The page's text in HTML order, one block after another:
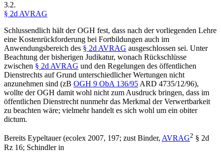
3.2.
§ 2d AVRAG
Schlussendlich hält der OGH fest, dass nach der vorliegenden Lehre
eine Kostenrückforderung bei Fortbildungen auch im
Anwendungsbereich des § 2d AVRAG ausgeschlossen sei. Unter
Beachtung der bisherigen Judikatur, wonach Rückschlüsse
zwischen § 2d AVRAG und den Regelungen des öffentlichen
Dienstrechts auf Grund unterschiedlicher Wertungen nicht
anzunehmen sind (zB OGH 9 ObA 136/95 ARD 4735/12/96),
wollte der OGH damit wohl nicht zum Ausdruck bringen, dass im
öffentlichen Dienstrecht nunmehr das Merkmal der Verwertbarkeit
zu beachten wäre; vielmehr handelt es sich wohl um ein obiter
dictum.
Bereits Eypeltauer(ecolex 2007, 197; zustBinder, AVRAG2 § 2d
Rz 16; Schindlerin